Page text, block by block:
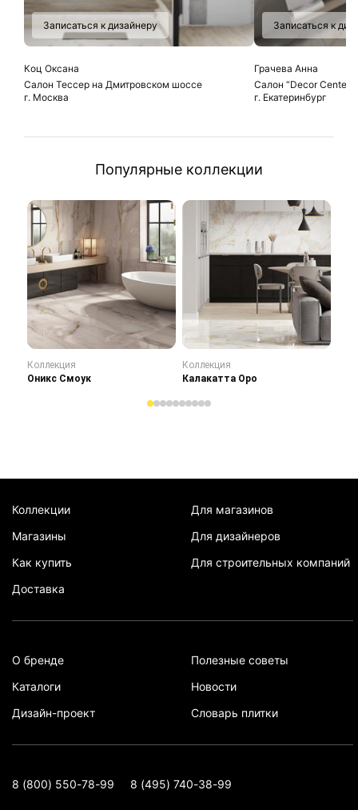
Записаться к дизайнеру
Коц Оксана
Салон Тессер на Дмитровском шоссе
г. Москва
Записаться к
Грачева Анна
Салон “Decor Center”
г. Екатеринбург
Популярные коллекции
Коллекция
Оникс Смоук
Коллекция
Калакатта Оро
Коллекции
Магазины
Как купить
Доставка
Для магазинов
Для дизайнеров
Для строительных компаний
О бренде
Каталоги
Дизайн-проект
Полезные советы
Новости
Словарь плитки
8 (800) 550-78-99 8 (495) 740-38-99